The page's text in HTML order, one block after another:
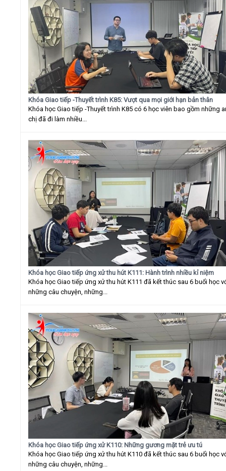
Khóa Giao tiếp -Thuyết trình K85: Vượt qua mọi giới hạn bản thân
Khóa học Giao tiếp -Thuyết trình K85 có 6 học viên bao gồm những
chị đã đi làm nhiều...
Khóa học Giao tiếp ứng xử thu hút K111: Hành trình nhiều kỉ niệm
Khóa học Giao tiếp ứng xử thu hút K111 đã kết thúc sau 6 buổi học
những câu chuyện, những...
Khóa học Giao tiếp ứng xử K110: Những gương mặt trẻ ưu tú
Khóa học Giao tiếp ứng xử thu hút K110 đã kết thúc sau 6 buổi học
những câu chuyện, những...